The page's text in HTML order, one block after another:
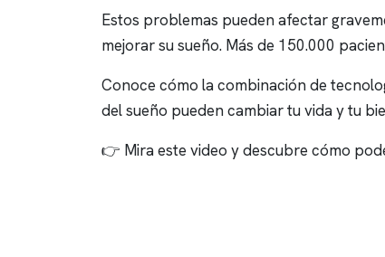
Estos problemas pueden afectar
mejorar su sueño. Más de 150.000
Conoce cómo la combinación de
del sueño pueden cambiar tu vida y tu
👉 Mira este video y descubre cómo